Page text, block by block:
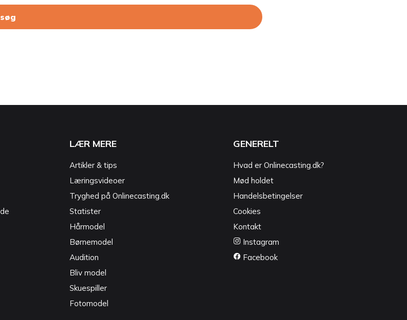
LÆR MERE
Artikler & tips
Læringsvideoer
Tryghed på Onlinecasting.dk
Statister
Hårmodel
Børnemodel
Audition
Bliv model
Skuespiller
Fotomodel
GENERELT
Hvad er Onlinecasting.dk?
Mød holdet
Handelsbetingelser
Cookies
Kontakt
Instagram
Facebook